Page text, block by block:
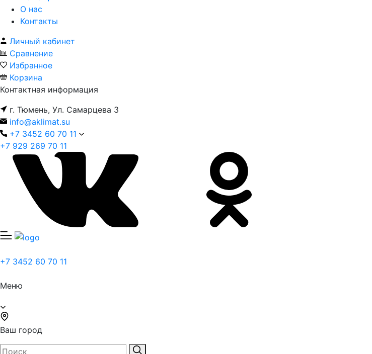
О нас
Контакты
Личный кабинет
Сравнение
Избранное
Корзина
Контактная информация
г. Тюмень, Ул. Самарцева 3
info@aklimat.su
+7 3452 60 70 11
+7 929 269 70 11
+7 3452 60 70 11
Меню
Ваш город